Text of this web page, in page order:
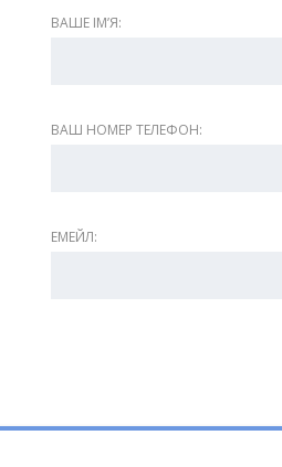
ВАШЕ ІМʼЯ:
ВАШ НОМЕР ТЕЛЕФОН:
ЕМЕЙЛ: